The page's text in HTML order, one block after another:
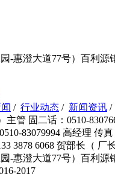
-惠澄大道77号）百利源
/ 行业动态 / 新闻资讯 /
主管 固二话：0510-
83079994 高经理 传
3878 6068 贺部长（ 厂
-惠澄大道77号）百利源
2017